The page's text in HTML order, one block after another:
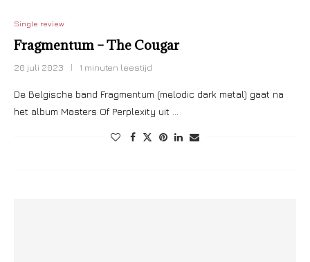
Single review
Fragmentum – The Cougar
20 juli 2023 1 minuten leestijd
De Belgische band Fragmentum (melodic dark metal) gaat na
het album Masters Of Perplexity uit …